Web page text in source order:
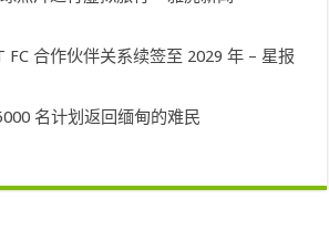
FC 合作伙伴关系续签至 2029 年 – 星报
名计划返回缅甸的难民